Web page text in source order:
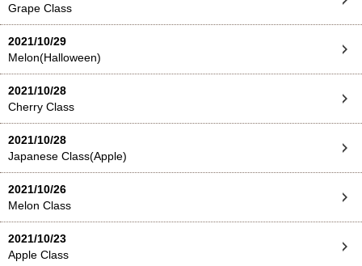
Grape Class
2021/10/29
Melon(Halloween)
2021/10/28
Cherry Class
2021/10/28
Japanese Class(Apple)
2021/10/26
Melon Class
2021/10/23
Apple Class